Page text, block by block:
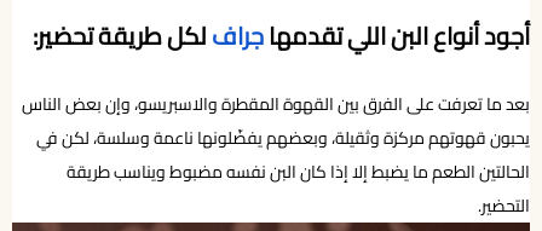
أجود أنواع البن اللي تقدمهاجرافلكل طريقة تحضير:
بعد ما تعرفت على الفرق بين القهوة المقطرة والاسبريسو، وإن بعض الناس
يحبون قهوتهم مركزة وثقيلة، وبعضهم يفضّلونها ناعمة وسلسة، لكن في
الحالتين الطعم ما يضبط إلا إذا كان البن نفسه مضبوط ويناسب طريقة
التحضير.